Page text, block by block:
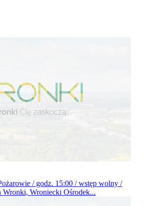
/ godz. 15:00 / wstęp wolny /
Wronki, Wroniecki Ośrodek...